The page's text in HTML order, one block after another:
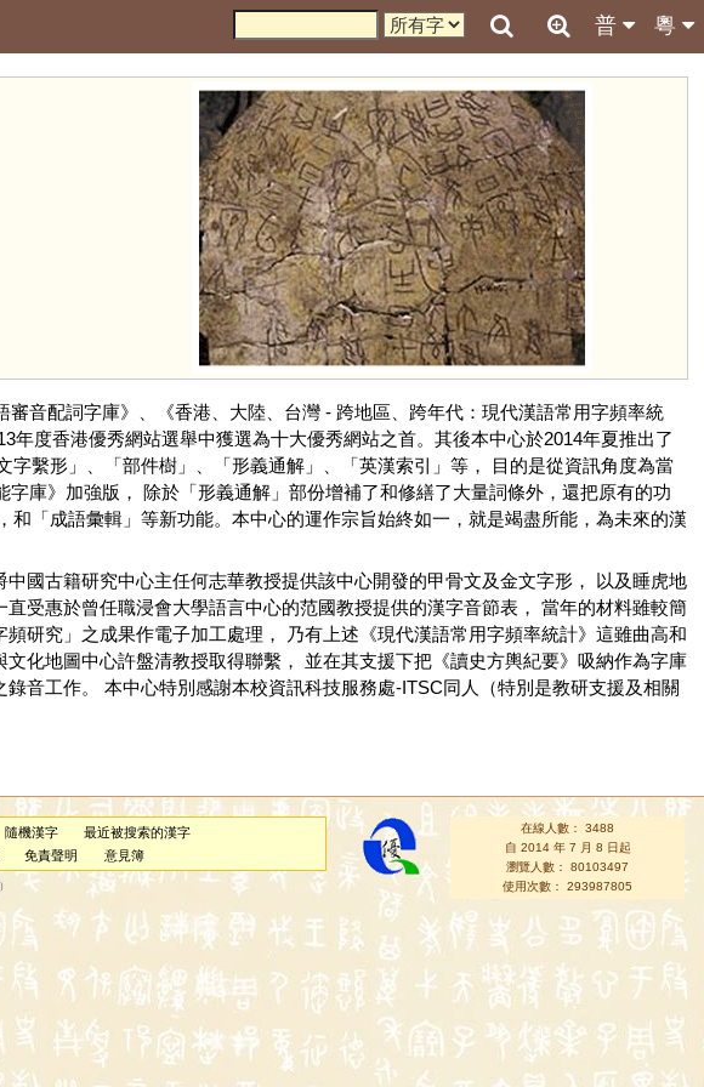
粵
普
音配詞字庫》、《香港、大陸、台灣 - 跨地區、跨年代：現代漢語常用字頻率統
度香港優秀網站選舉中獲選為十大優秀網站之首。其後本中心於2014年夏推出了
繫形」、「部件樹」、「形義通解」、「英漢索引」等， 目的是從資訊角度為當
庫》加強版， 除於「形義通解」部份增補了和修繕了大量詞條外，還把原有的功
「成語彙輯」等新功能。本中心的運作宗旨始終如一，就是竭盡所能，為未來的漢
國古籍研究中心主任何志華教授提供該中心開發的甲骨文及金文字形， 以及睡虎地
受惠於曾任職浸會大學語言中心的范國教授提供的漢字音節表， 當年的材料雖較簡
研究」之成果作電子加工處理， 乃有上述《現代漢語常用字頻率統計》這雖曲高和
化地圖中心許盤清教授取得聯繫， 並在其支援下把《讀史方輿紀要》吸納作為字庫
音工作。 本中心特別感謝本校資訊科技服務處-ITSC同人（特別是教研支援及相關
隨機漢字
最近被搜索的漢字
免責聲明 意見簿
）
在線人數： 3488
自 2014 年 7 月 8 日起
瀏覽人數： 80103497
使用次數： 293987805